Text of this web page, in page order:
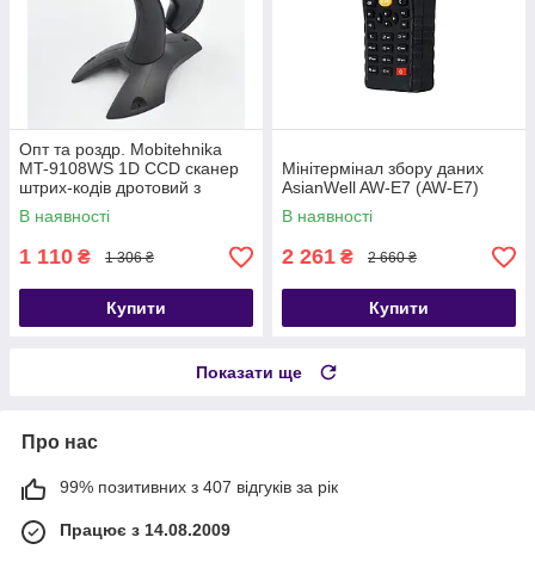
Опт та роздр. Mobitehnika
MT-9108WS 1D CCD сканер
штрих-кодів дротовий з
датчиком руху та стійкою,
USB (AW-9108A)
В наявності
1 110 ₴ 1 306 ₴
Купити
Мінітермінал збору даних
AsianWell AW-E7 (AW-E7)
В наявності
2 261 ₴ 2 660 ₴
Купити
Показати ще
Про нас
99% позитивних з 407 відгуків за рік
Працює з 14.08.2009